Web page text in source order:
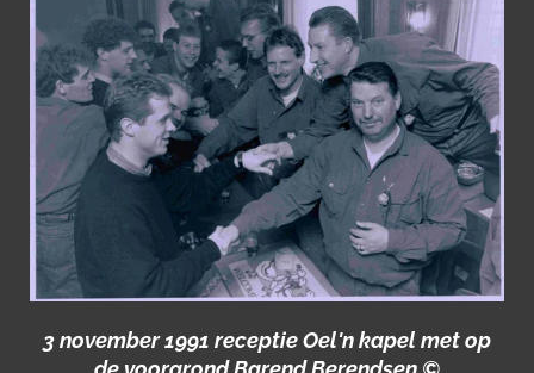
3 november 1991 receptie Oel'n kapel met op